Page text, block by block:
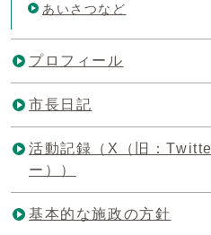
あいさつなど
プロフィール
市長日記
活動記録（X（旧：
ー））
基本的な施政の方針